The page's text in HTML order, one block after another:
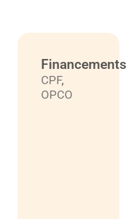
Financements
CPF,
OPCO